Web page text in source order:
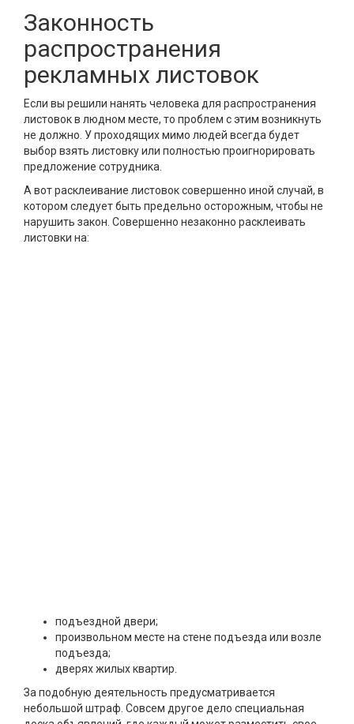
Законность
распространения
рекламных листовок
Если вы решили нанять человека для распространения
листовок в людном месте, то проблем с этим возникнуть
не должно. У проходящих мимо людей всегда будет
выбор взять листовку или полностью проигнорировать
предложение сотрудника.
А вот расклеивание листовок совершенно иной случай, в
котором следует быть предельно осторожным, чтобы не
нарушить закон. Совершенно незаконно расклеивать
листовки на:
подъездной двери;
произвольном месте на стене подъезда или возле
подъезда;
дверях жилых квартир.
За подобную деятельность предусматривается
небольшой штраф. Совсем другое дело специальная